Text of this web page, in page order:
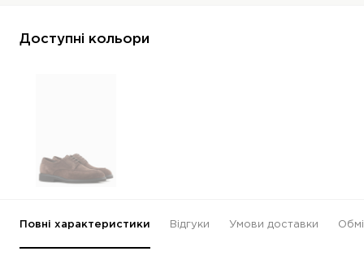
Доступні кольори
Повні характеристики Відгуки Умови доставки